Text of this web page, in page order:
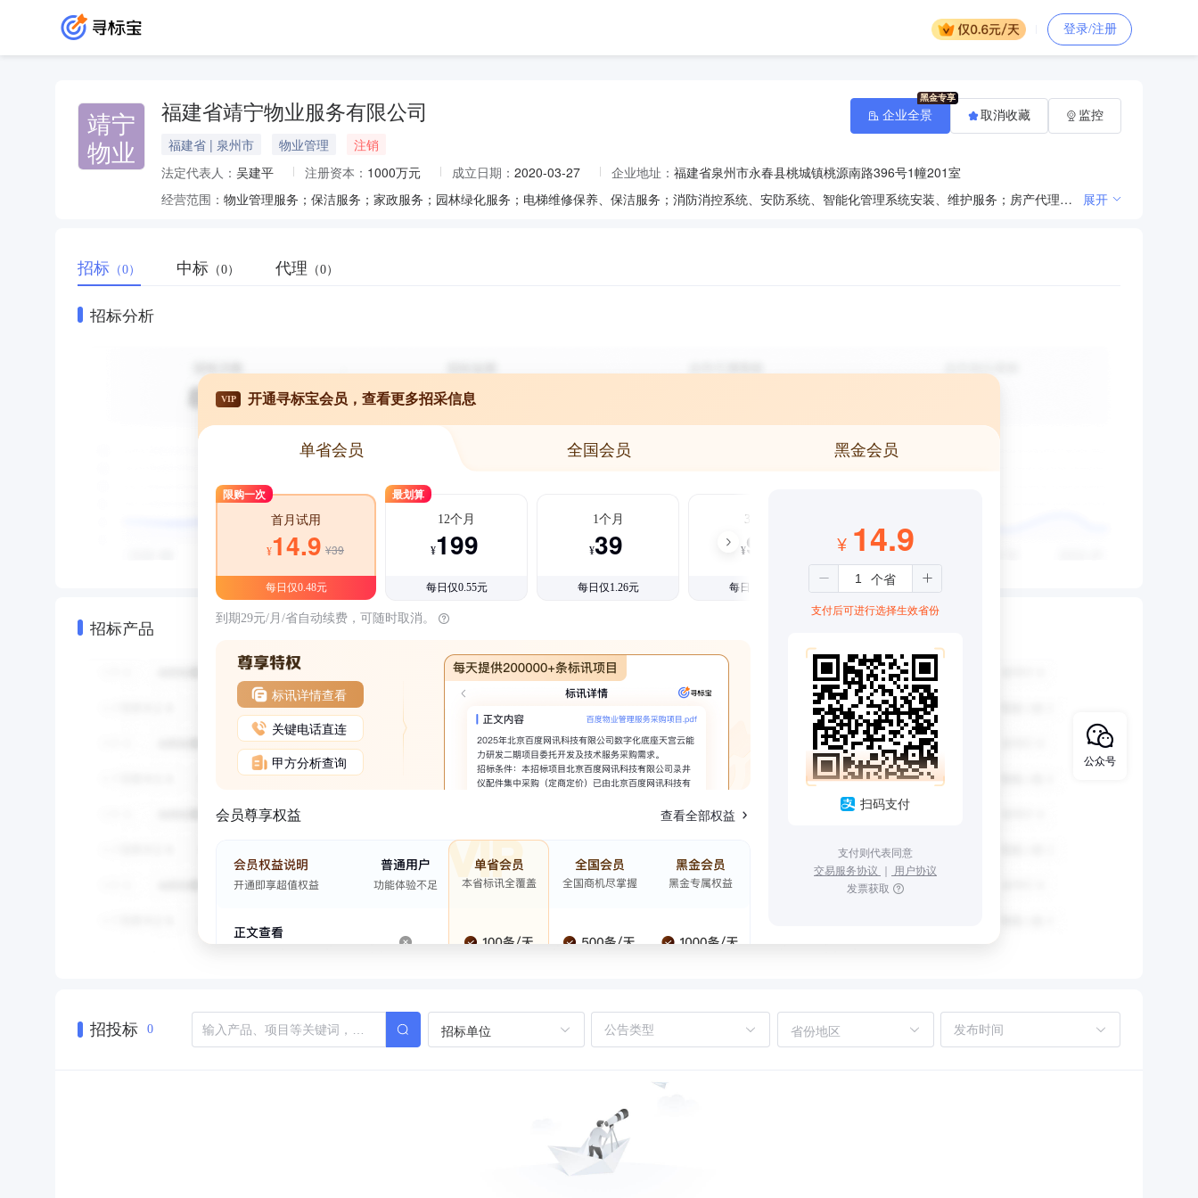
登录/注册
靖宁
物业
福建省靖宁物业服务有限公司
福建省 | 泉州市 物业管理
注销
法定代表人： 吴建平 注册资本： 1000万元 成立日期： 2020-03-27 企业地址： 福建省泉州市永春县桃城镇桃源南路396号1幢201室
经营范围：
物业管理服务；保洁服务；家政服务；园林绿化服务；电梯维修保养、保洁服务；消防消控系统、安防系统、智能化管理系统安装、维护服务；房产代理服务；房产中介信息咨询服务。（依法须经批准的项目，经相关部门批准后方可开展经营活动） 展开
企业全景 取消收藏 监控
招标 （0） 中标 （0） 代理 （0）
招标分析
招标产品
VIP 开通寻标宝会员，查看更多招采信息
单省会员 全国会员 黑金会员
限购一次
首月试用
¥14.9 ¥39
每日仅0.48元
最划算
12个月
¥199
每日仅0.55元
1个月
¥39
每日仅1.26元
3个月
¥99
每日仅1.08元
到期29元/月/省自动续费，可随时取消。
标讯详情查看
关键电话直连
甲方分析查询
会员尊享权益 查看全部权益
¥ 14.9
支付后可进行选择生效省份
扫码支付
支付则代表同意
交易服务协议 ｜ 用户协议
发票获取
招投标 0 招标单位 省份地区
公众号